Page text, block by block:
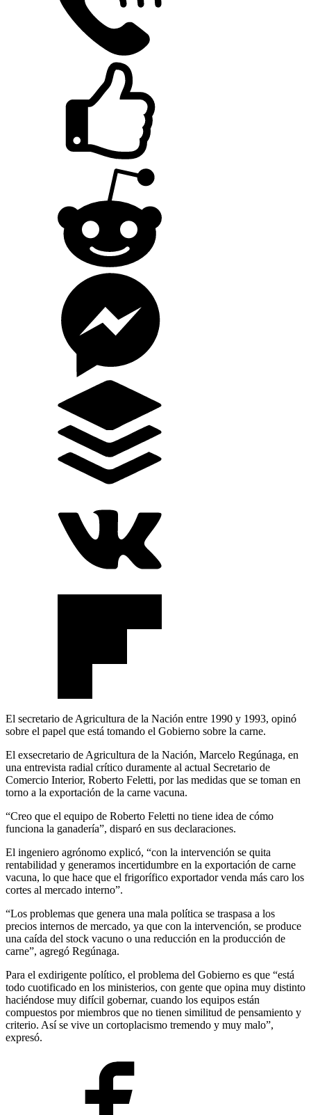
El secretario de Agricultura de la Nación entre 1990 y 1993, opinó
sobre el papel que está tomando el Gobierno sobre la carne.
El exsecretario de Agricultura de la Nación, Marcelo Regúnaga, en
una entrevista radial crítico duramente al actual Secretario de
Comercio Interior, Roberto Feletti, por las medidas que se toman en
torno a la exportación de la carne vacuna.
“Creo que el equipo de Roberto Feletti no tiene idea de cómo
funciona la ganadería”, disparó en sus declaraciones.
El ingeniero agrónomo explicó, “con la intervención se quita
rentabilidad y generamos incertidumbre en la exportación de carne
vacuna, lo que hace que el frigorífico exportador venda más caro los
cortes al mercado interno”.
“Los problemas que genera una mala política se traspasa a los
precios internos de mercado, ya que con la intervención, se produce
una caída del stock vacuno o una reducción en la producción de
carne”, agregó Regúnaga.
Para el exdirigente político, el problema del Gobierno es que “está
todo cuotificado en los ministerios, con gente que opina muy distinto
haciéndose muy difícil gobernar, cuando los equipos están
compuestos por miembros que no tienen similitud de pensamiento y
criterio. Así se vive un cortoplacismo tremendo y muy malo”,
expresó.